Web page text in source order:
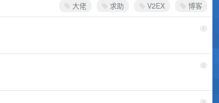
大佬 求助 V2EX 博客
1
2